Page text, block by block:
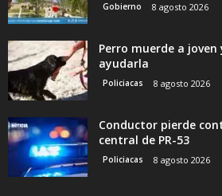
Gobierno 8 agosto 2026
Perro muerde a
ayudarla
Policiacas 8 agosto 2026
Conductor pierde
central de PR-53
Policiacas 8 agosto 2026